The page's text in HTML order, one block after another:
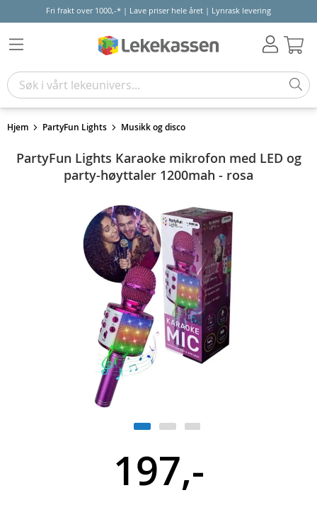
Fri frakt over 1000,-* | Lave priser hele året | Lynrask levering
Hjem PartyFun Lights Musikk og disco
PartyFun Lights Karaoke mikrofon med LED og
party-høyttaler 1200mah - rosa
197,-